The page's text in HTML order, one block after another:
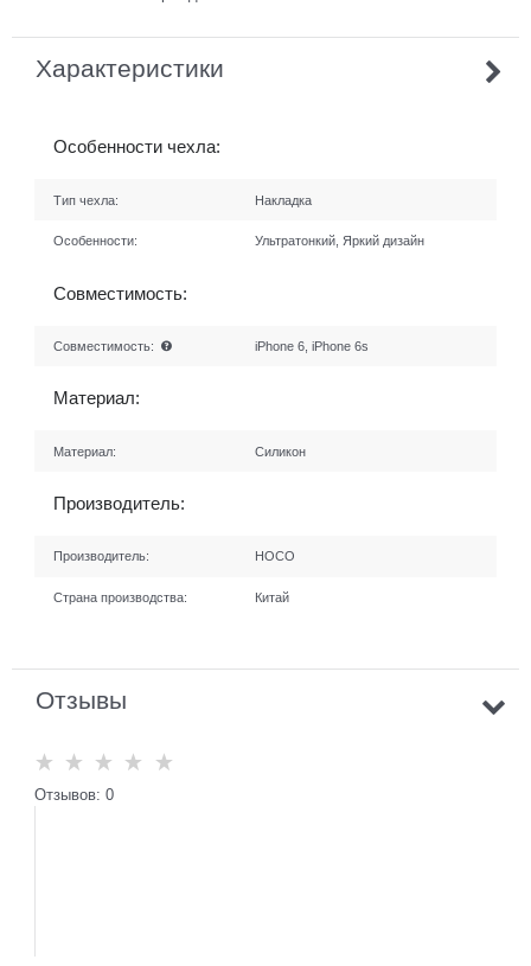
Характеристики
Особенности чехла:
Тип чехла: Накладка
Особенности: Ультратонкий, Яркий дизайн
Совместимость:
Совместимость: iPhone 6, iPhone 6s
Материал:
Материал: Силикон
Производитель:
Производитель: HOCO
Страна производства: Китай
Отзывы
Отзывов: 0